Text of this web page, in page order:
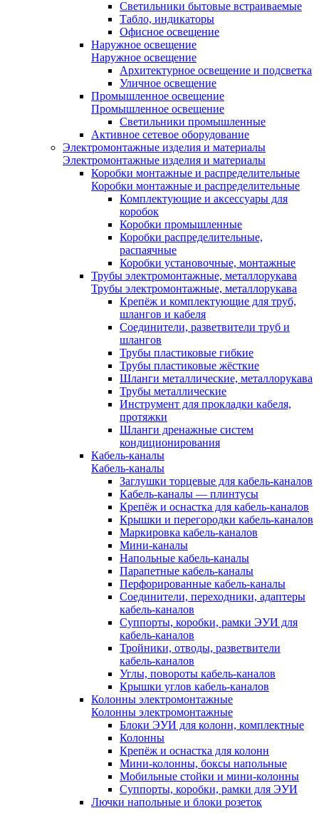
Светильники бытовые встраиваемые
Табло, индикаторы
Офисное освещение
Наружное освещение
Наружное освещение
Архитектурное освещение и подсветка
Уличное освещение
Промышленное освещение
Промышленное освещение
Светильники промышленные
Активное сетевое оборудование
Электромонтажные изделия и материалы
Электромонтажные изделия и материалы
Коробки монтажные и распределительные
Коробки монтажные и распределительные
Комплектующие и аксессуары для
коробок
Коробки промышленные
Коробки распределительные,
распаячные
Коробки установочные, монтажные
Трубы электромонтажные, металлорукава
Трубы электромонтажные, металлорукава
Крепёж и комплектующие для труб,
шлангов и кабеля
Соединители, разветвители труб и
шлангов
Трубы пластиковые гибкие
Трубы пластиковые жёсткие
Шланги металлические, металлорукава
Трубы металлические
Инструмент для прокладки кабеля,
протяжки
Шланги дренажные систем
кондиционирования
Кабель-каналы
Кабель-каналы
Заглушки торцевые для кабель-каналов
Кабель-каналы — плинтусы
Крепёж и оснастка для кабель-каналов
Крышки и перегородки кабель-каналов
Маркировка кабель-каналов
Мини-каналы
Напольные кабель-каналы
Парапетные кабель-каналы
Перфорированные кабель-каналы
Соединители, переходники, адаптеры
кабель-каналов
Суппорты, коробки, рамки ЭУИ для
кабель-каналов
Тройники, отводы, разветвители
кабель-каналов
Углы, повороты кабель-каналов
Крышки углов кабель-каналов
Колонны электромонтажные
Колонны электромонтажные
Блоки ЭУИ для колонн, комплектные
Колонны
Крепёж и оснастка для колонн
Мини-колонны, боксы напольные
Мобильные стойки и мини-колонны
Суппорты, коробки, рамки для ЭУИ
Лючки напольные и блоки розеток